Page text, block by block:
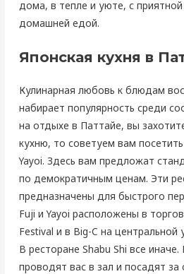
дома, в тепле и уюте, с
домашней едой.
Японская кухня в
Кулинарная любовь к блюдам
набирает популярность среди
на отдыхе в Паттайе, вы
кухню, то советуем вам
Yayoi. Здесь вам предложат
по демократичным ценам. Эти
предназначены для быстрого
Fuji и Yayoi расположены в
Festival и в Big-C на центральной
В ресторане Shabu Shi все
проводят вас в зал и посадят за